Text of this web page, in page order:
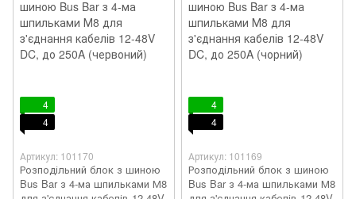
4
4
Артикул: 101170
Розподільний блок з шиною
Bus Bar з 4-ма шпильками М8
4
4
Артикул: 101169
Розподільний блок з шиною
Bus Bar з 4-ма шпильками М8